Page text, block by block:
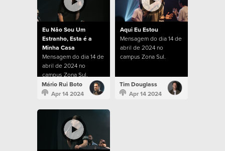
Eu Não Sou Um
Estranho, Esta é a
Minha Casa
Mensagem do dia 14 de
abril de 2024 no
campus Zona Sul.
Mário Rui Boto
Apr 14 2024
Aqui Eu Estou
Mensagem do dia 14 de
abril de 2024 no
campus Zona Sul.
Tim Douglass
Apr 14 2024